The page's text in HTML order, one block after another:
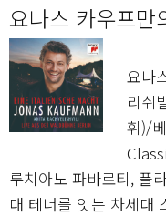
요나스 카우프만
요나
리쉬
휘)/
루치아노 파바로티, 플
대 테너를 잇는 차세대